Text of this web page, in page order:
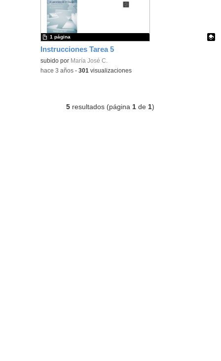
Instrucciones Tarea 5
Contenido educativo.
subido por María José C.
1 página
-hace 3 años -301 visualizaciones
5 resultados (página 1 de 1)